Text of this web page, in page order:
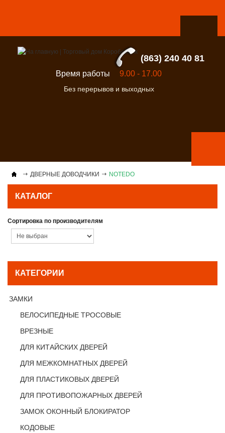
(863) 240 40 81
Время работы 9.00 - 17.00
Без перерывов и выходных
ДВЕРНЫЕ ДОВОДЧИКИ NOTEDO
КАТАЛОГ
Сортировка по производителям
КАТЕГОРИИ
ЗАМКИ
ВЕЛОСИПЕДНЫЕ ТРОСОВЫЕ
ВРЕЗНЫЕ
ДЛЯ КИТАЙСКИХ ДВЕРЕЙ
ДЛЯ МЕЖКОМНАТНЫХ ДВЕРЕЙ
ДЛЯ ПЛАСТИКОВЫХ ДВЕРЕЙ
ДЛЯ ПРОТИВОПОЖАРНЫХ ДВЕРЕЙ
ЗАМОК ОКОННЫЙ БЛОКИРАТОР
КОДОВЫЕ